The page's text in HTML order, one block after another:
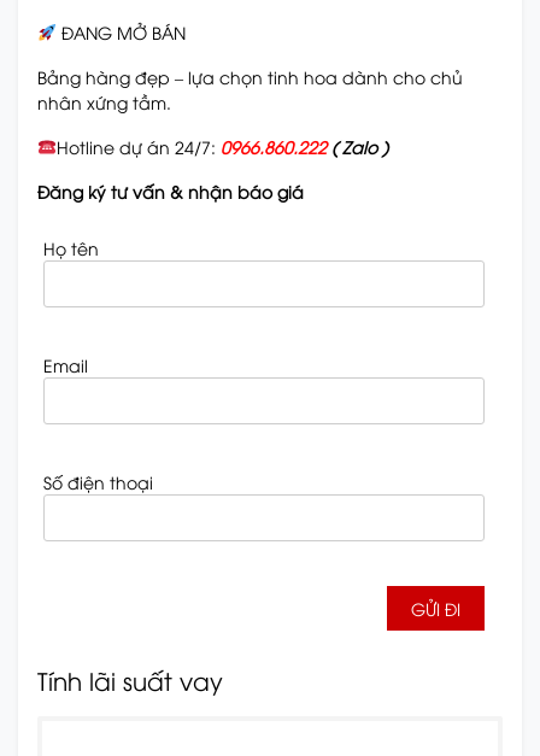
ĐANG MỞ BÁN
Bảng hàng đẹp – lựa chọn tinh hoa dành cho chủ
nhân xứng tầm.
Hotline dự án 24/7: 0966.860.222 ( Zalo )
Đăng ký tư vấn & nhận báo giá
Họ tên
Email
Số điện thoại
Tính lãi suất vay